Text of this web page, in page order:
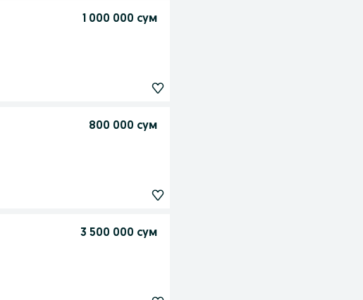
1 000 000 сум
800 000 сум
3 500 000 сум